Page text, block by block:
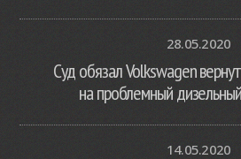
28.05.2020
Суд обязал Volkswagen
на проблемный
14.05.2020